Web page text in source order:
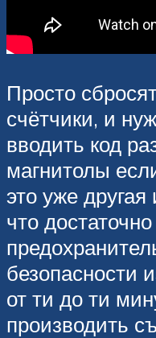
Просто
счётчики, и
вводить код
магнитолы
это уже
что
безопасности
от ти до ти
производить